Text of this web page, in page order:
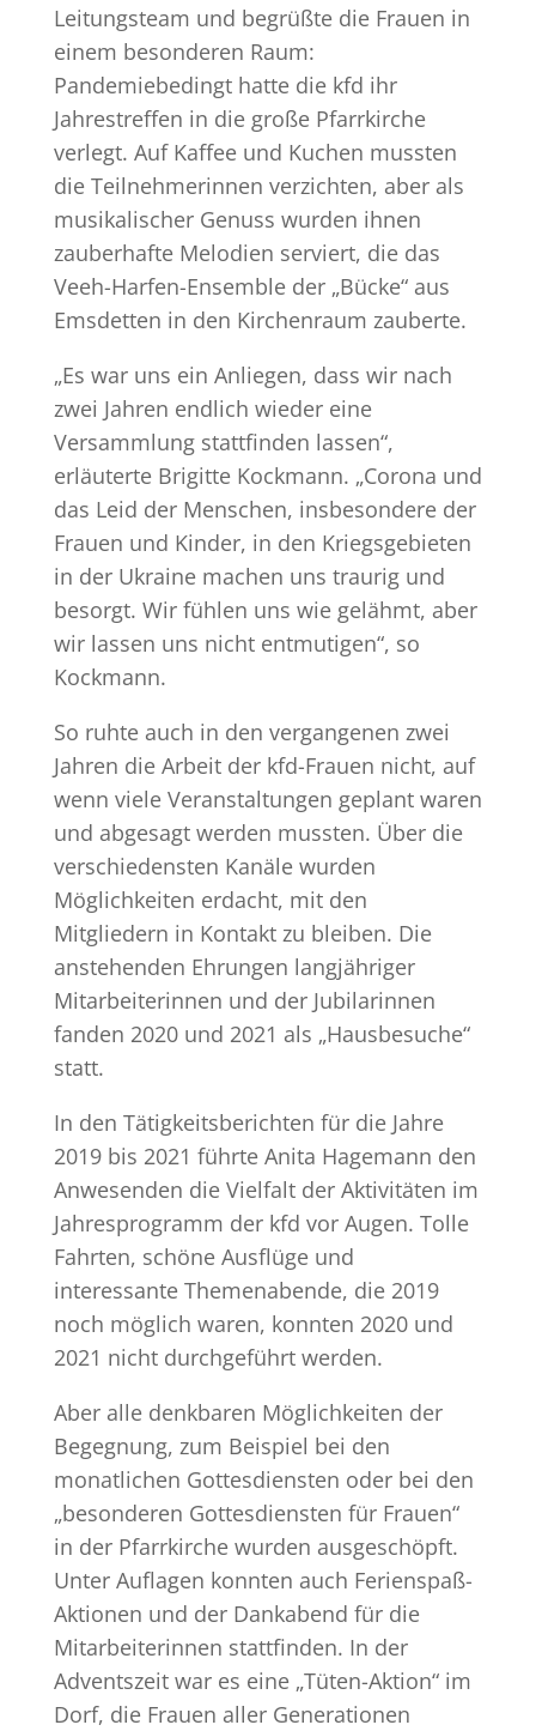
Leitungsteam und begrüßte die Frauen in
einem besonderen Raum:
Pandemiebedingt hatte die kfd ihr
Jahrestreffen in die große Pfarrkirche
verlegt. Auf Kaffee und Kuchen mussten
die Teilnehmerinnen verzichten, aber als
musikalischer Genuss wurden ihnen
zauberhafte Melodien serviert, die das
Veeh-Harfen-Ensemble der „Bücke“ aus
Emsdetten in den Kirchenraum zauberte.
„Es war uns ein Anliegen, dass wir nach
zwei Jahren endlich wieder eine
Versammlung stattfinden lassen“,
erläuterte Brigitte Kockmann. „Corona und
das Leid der Menschen, insbesondere der
Frauen und Kinder, in den Kriegsgebieten
in der Ukraine machen uns traurig und
besorgt. Wir fühlen uns wie gelähmt, aber
wir lassen uns nicht entmutigen“, so
Kockmann.
So ruhte auch in den vergangenen zwei
Jahren die Arbeit der kfd-Frauen nicht, auf
wenn viele Veranstaltungen geplant waren
und abgesagt werden mussten. Über die
verschiedensten Kanäle wurden
Möglichkeiten erdacht, mit den
Mitgliedern in Kontakt zu bleiben. Die
anstehenden Ehrungen langjähriger
Mitarbeiterinnen und der Jubilarinnen
fanden 2020 und 2021 als „Hausbesuche“
statt.
In den Tätigkeitsberichten für die Jahre
2019 bis 2021 führte Anita Hagemann den
Anwesenden die Vielfalt der Aktivitäten im
Jahresprogramm der kfd vor Augen. Tolle
Fahrten, schöne Ausflüge und
interessante Themenabende, die 2019
noch möglich waren, konnten 2020 und
2021 nicht durchgeführt werden.
Aber alle denkbaren Möglichkeiten der
Begegnung, zum Beispiel bei den
monatlichen Gottesdiensten oder bei den
„besonderen Gottesdiensten für Frauen“
in der Pfarrkirche wurden ausgeschöpft.
Unter Auflagen konnten auch Ferienspaß-
Aktionen und der Dankabend für die
Mitarbeiterinnen stattfinden. In der
Adventszeit war es eine „Tüten-Aktion“ im
Dorf, die Frauen aller Generationen